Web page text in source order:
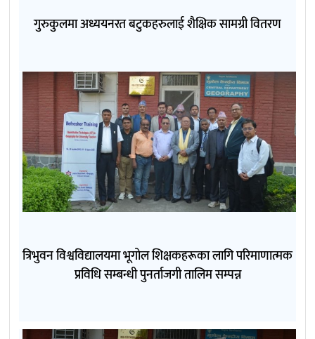
गुरुकुलमा अध्ययनरत बटुकहरुलाई शैक्षिक सामग्री वितरण
त्रिभुवन विश्वविद्यालयमा भूगोल शिक्षकहरूका लागि परिमाणात्मक
प्रविधि सम्बन्धी पुनर्ताजगी तालिम सम्पन्न